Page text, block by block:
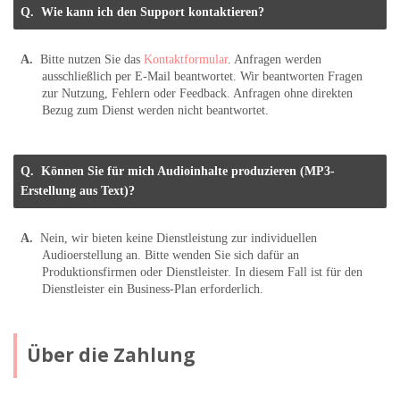
Wie kann ich den Support kontaktieren?
Bitte nutzen Sie das Kontaktformular. Anfragen werden
ausschließlich per E-Mail beantwortet. Wir beantworten Fragen
zur Nutzung, Fehlern oder Feedback. Anfragen ohne direkten
Bezug zum Dienst werden nicht beantwortet.
Können Sie für mich Audioinhalte produzieren (MP3-
Erstellung aus Text)?
Nein, wir bieten keine Dienstleistung zur individuellen
Audioerstellung an. Bitte wenden Sie sich dafür an
Produktionsfirmen oder Dienstleister. In diesem Fall ist für den
Dienstleister ein Business-Plan erforderlich.
Über die Zahlung